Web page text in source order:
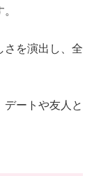
さを演出し、全
ートや友人と